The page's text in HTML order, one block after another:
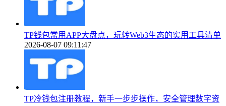
TP钱包常用APP大盘点，玩转Web3生态的实用工具清单
2026-08-07 09:11:47
TP冷钱包注册教程，新手一步步操作，安全管理数字资